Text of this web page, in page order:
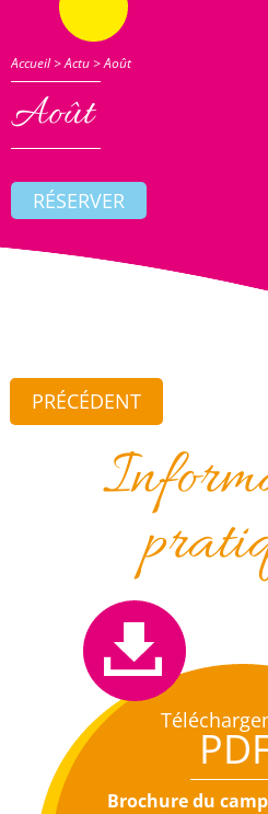
Accueil>Actu>Août
Août
RÉSERVER
PRÉCÉDENT
Brochure du